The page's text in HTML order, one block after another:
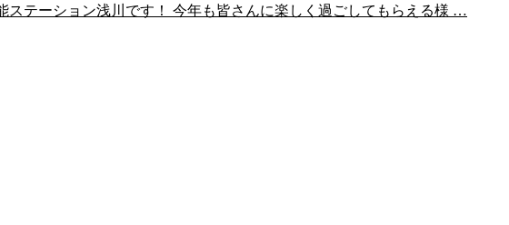
ステーション浅川です！ 今年も皆さんに楽しく過ごしてもらえる様 …